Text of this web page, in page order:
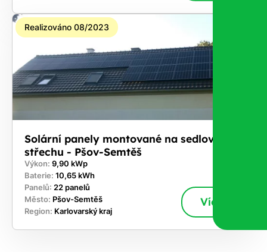
Realizováno 08/2023
Solární panely montované na sedlovou
střechu - Pšov-Semtěš
Výkon: 9,90 kWp
Baterie: 10,65 kWh
Panelů: 22 panelů
Město: Pšov-Semtěš
Region: Karlovarský kraj
Více